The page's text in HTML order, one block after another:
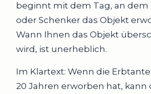
beginnt mit dem Tag, an dem
oder Schenker das Objekt
Wann Ihnen das Objekt
wird, ist unerheblich.
Im Klartext: Wenn die
20 Jahren erworben hat, kann